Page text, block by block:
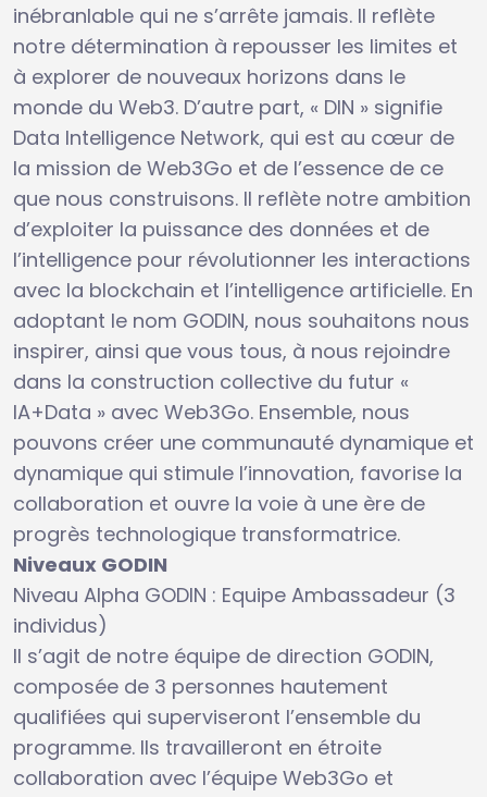
inébranlable qui ne s’arrête jamais. Il reflète
notre détermination à repousser les limites et
à explorer de nouveaux horizons dans le
monde du Web3. D’autre part, « DIN » signifie
Data Intelligence Network, qui est au cœur de
la mission de Web3Go et de l’essence de ce
que nous construisons. Il reflète notre ambition
d’exploiter la puissance des données et de
l’intelligence pour révolutionner les interactions
avec la blockchain et l’intelligence artificielle. En
adoptant le nom GODIN, nous souhaitons nous
inspirer, ainsi que vous tous, à nous rejoindre
dans la construction collective du futur «
IA+Data » avec Web3Go. Ensemble, nous
pouvons créer une communauté dynamique et
dynamique qui stimule l’innovation, favorise la
collaboration et ouvre la voie à une ère de
progrès technologique transformatrice.
Niveaux GODIN
Niveau Alpha GODIN : Equipe Ambassadeur (3
individus)
Il s’agit de notre équipe de direction GODIN,
composée de 3 personnes hautement
qualifiées qui superviseront l’ensemble du
programme. Ils travailleront en étroite
collaboration avec l’équipe Web3Go et